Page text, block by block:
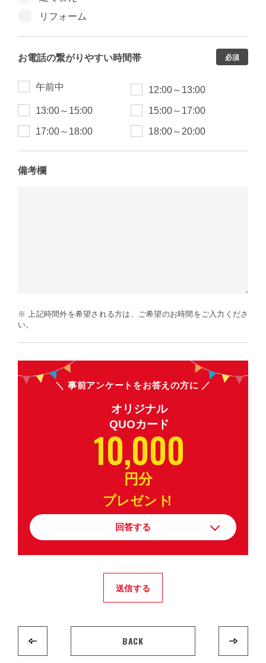
リフォーム
お電話の繋がりやすい時間帯 必須
午前中 12:00～13:00
13:00～15:00 15:00～17:00
17:00～18:00 18:00～20:00
備考欄
※ 上記時間外を希望される方は、ご希望のお時間をご入力くださ
い。
事前アンケートをお答えの方に
オリジナル
QUOカード
10,000
円分
プレゼント
！
回答する
送信する
BACK